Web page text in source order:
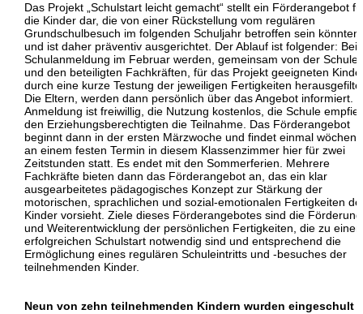
Das Projekt „Schulstart leicht gemacht“ stellt ein Förderangebot
die Kinder dar, die von einer Rückstellung vom regulären
Grundschulbesuch im folgenden Schuljahr betroffen sein könnten
und ist daher präventiv ausgerichtet. Der Ablauf ist folgender: Bei
Schulanmeldung im Februar werden, gemeinsam von der Schule
und den beteiligten Fachkräften, für das Projekt geeigneten
durch eine kurze Testung der jeweiligen Fertigkeiten
Die Eltern, werden dann persönlich über das Angebot informiert.
Anmeldung ist freiwillig, die Nutzung kostenlos, die Schule
den Erziehungsberechtigten die Teilnahme. Das Förderangebot
beginnt dann in der ersten Märzwoche und findet einmal
an einem festen Termin in diesem Klassenzimmer hier für zwei
Zeitstunden statt. Es endet mit den Sommerferien. Mehrere
Fachkräfte bieten dann das Förderangebot an, das ein klar
ausgearbeitetes pädagogisches Konzept zur Stärkung der
motorischen, sprachlichen und sozial-emotionalen Fertigkeiten
Kinder vorsieht. Ziele dieses Förderangebotes sind die Förderung
und Weiterentwicklung der persönlichen Fertigkeiten, die zu
erfolgreichen Schulstart notwendig sind und entsprechend die
Ermöglichung eines regulären Schuleintritts und -besuches der
teilnehmenden Kinder.
Neun von zehn teilnehmenden Kindern wurden eingeschult